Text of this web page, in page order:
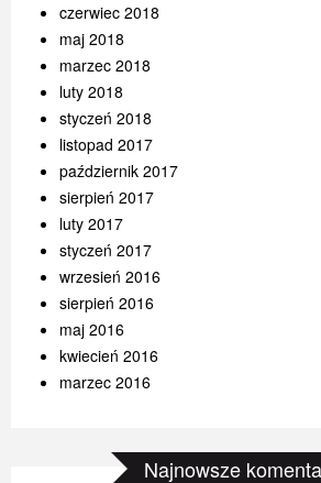
czerwiec 2018
maj 2018
marzec 2018
luty 2018
styczeń 2018
listopad 2017
październik 2017
sierpień 2017
luty 2017
styczeń 2017
wrzesień 2016
sierpień 2016
maj 2016
kwiecień 2016
marzec 2016
Najnowsze